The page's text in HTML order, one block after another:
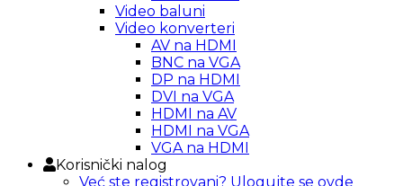
Video baluni
Video konverteri
AV na HDMI
BNC na VGA
DP na HDMI
DVI na VGA
HDMI na AV
HDMI na VGA
VGA na HDMI
Korisnički nalog
Već ste registrovani? Ulogujte se ovde